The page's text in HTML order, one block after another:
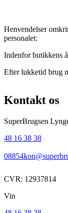
Henvendelser
personalet:
Indenfor butikkens
Efter lukketid brug
Kontakt os
SuperBrugsen
48 16 38 38
CVR: 12937814
Vin